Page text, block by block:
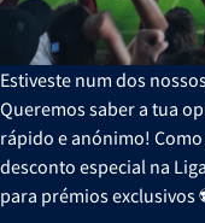
Estiveste num dos
Queremos saber a tua
rápido e anónimo!
desconto especial na
para prémios exclusivos